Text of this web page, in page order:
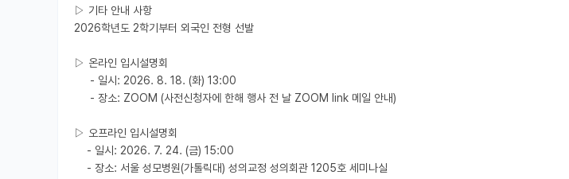
▷ 기타 안내 사항
2026학년도 2학기부터 외국인 전형 선발
▷ 온라인 입시설명회
▷ 오프라인 입시설명회